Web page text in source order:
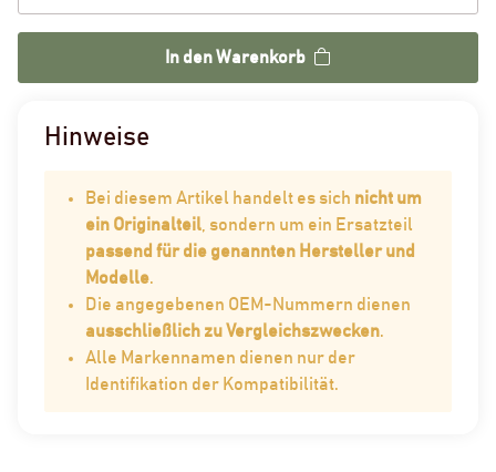
In den Warenkorb
Hinweise
Bei diesem Artikel handelt es sich nicht um
ein Originalteil , sondern um ein Ersatzteil
passend für die genannten Hersteller und
Modelle.
Die angegebenen OEM-Nummern dienen
ausschließlich zu Vergleichszwecken.
Alle Markennamen dienen nur der
Identifikation der Kompatibilität.